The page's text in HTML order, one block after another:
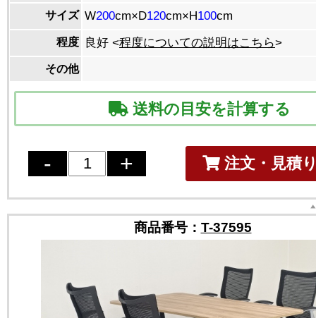
サイズ W200cm×D120cm×H100cm
程度 良好 <程度についての説明はこちら>
その他
送料の目安を計算する
注文・見積
商品番号： T-37595